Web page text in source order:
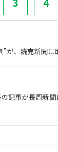
”が、読売新聞に
記事が長周新